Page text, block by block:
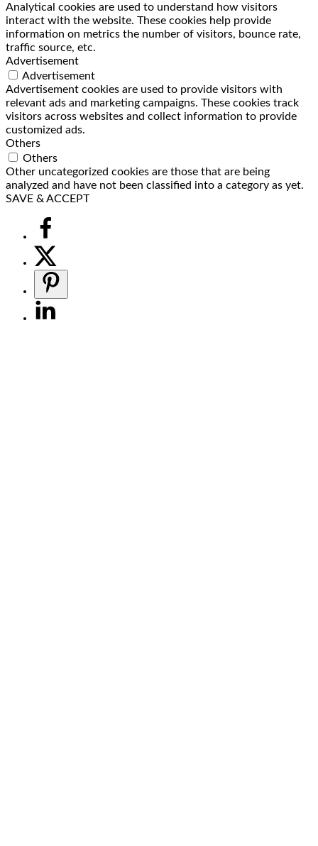
Analytical cookies are used to understand how visitors
interact with the website. These cookies help provide
information on metrics the number of visitors, bounce rate,
traffic source, etc.
Advertisement
Advertisement
Advertisement cookies are used to provide visitors with
relevant ads and marketing campaigns. These cookies track
visitors across websites and collect information to provide
customized ads.
Others
Others
Other uncategorized cookies are those that are being
analyzed and have not been classified into a category as yet.
SAVE & ACCEPT